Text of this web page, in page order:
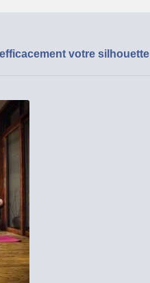
votre silhouette